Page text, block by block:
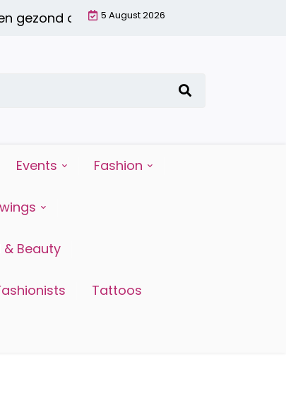
ontbijt met een smoothie: waarom
5 August 2026
Events Fashion
Beauty
Tattoos